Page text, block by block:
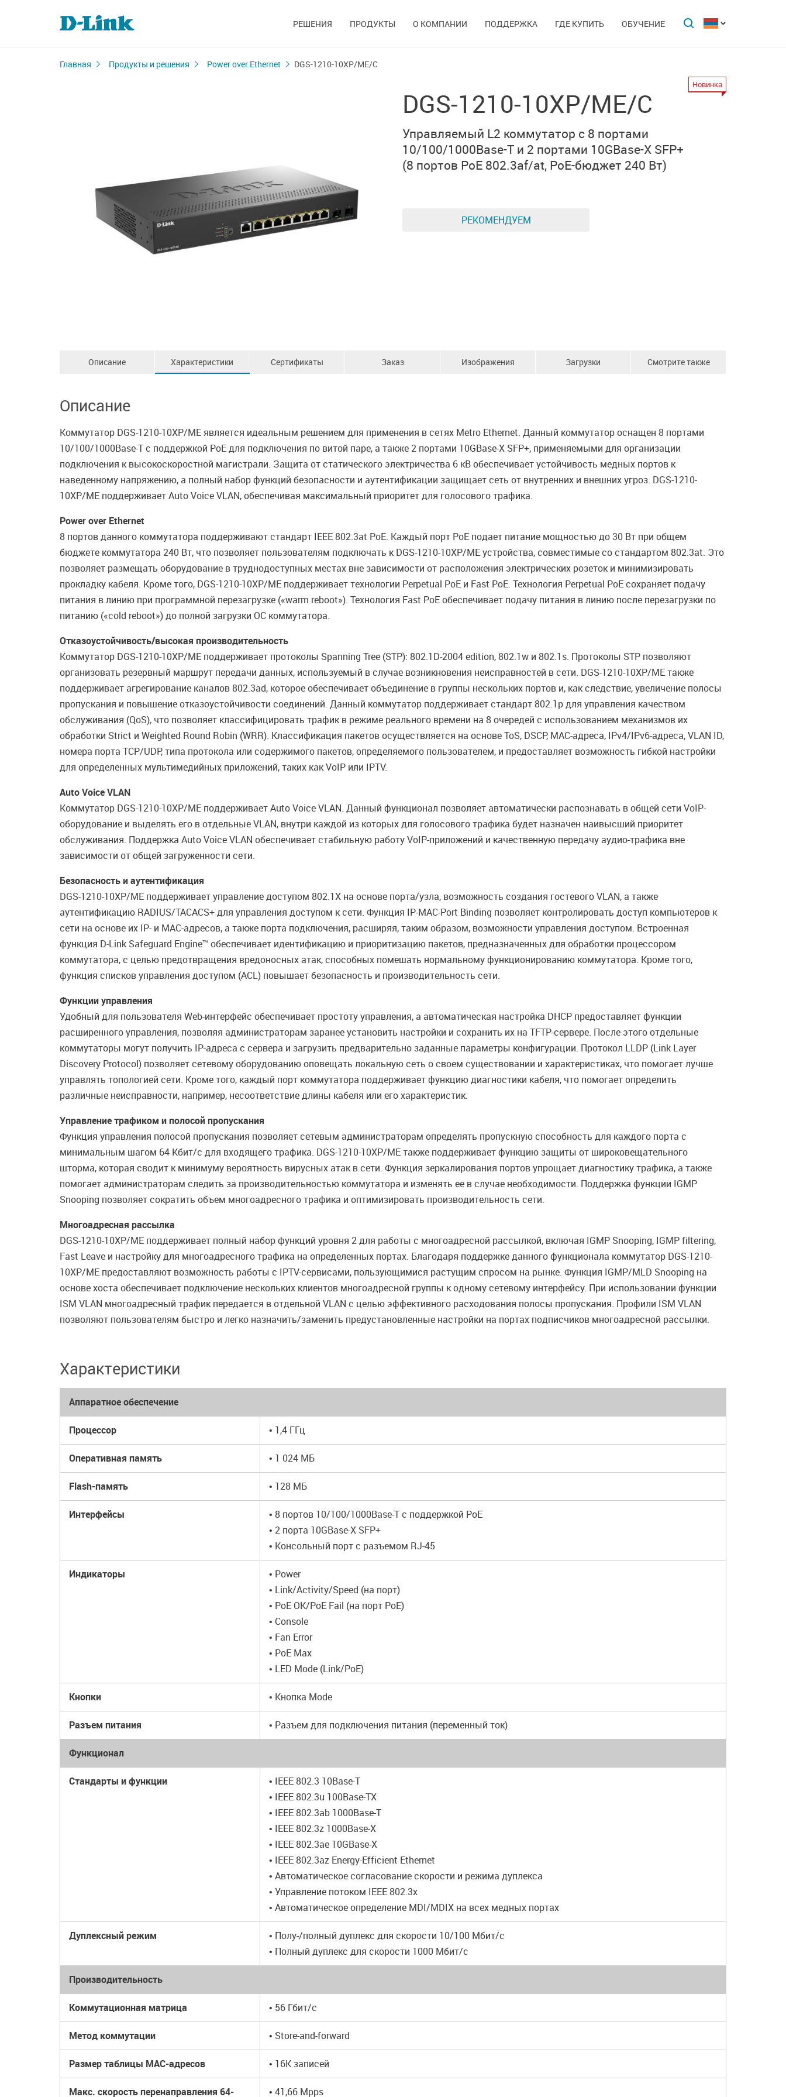
РЕШЕНИЯ ПРОДУКТЫ О КОМПАНИИ ПОДДЕРЖКА ГДЕ КУПИТЬ ОБУЧЕНИЕ
Главная Продукты и решения Power over Ethernet DGS-1210-10XP/ME/C
DGS-1210-10XP/ME/C
Новинка
Управляемый L2 коммутатор с 8 портами
10/100/1000Base-T и 2 портами 10GBase-X SFP+
(8 портов PoE 802.3af/at, PoE-бюджет 240 Вт)
РЕКОМЕНДУЕМ
Описание Характеристики Сертификаты Заказ Изображения Загрузки Смотрите также
Описание
Коммутатор DGS-1210-10XP/ME является идеальным решением для применения в сетях Metro Ethernet. Данный коммутатор оснащен 8 портами
10/100/1000Base-T с поддержкой PoE для подключения по витой паре, а также 2 портами 10GBase-X SFP+, применяемыми для организации
подключения к высокоскоростной магистрали. Защита от статического электричества 6 кВ обеспечивает устойчивость медных портов к
наведенному напряжению, а полный набор функций безопасности и аутентификации защищает сеть от внутренних и внешних угроз. DGS-1210-
10XP/ME поддерживает Auto Voice VLAN, обеспечивая максимальный приоритет для голосового трафика.
Power over Ethernet
8 портов данного коммутатора поддерживают стандарт IEEE 802.3at PoE. Каждый порт PoE подает питание мощностью до 30 Вт при общем
бюджете коммутатора 240 Вт, что позволяет пользователям подключать к DGS-1210-10XP/ME устройства, совместимые со стандартом 802.3at. Это
позволяет размещать оборудование в труднодоступных местах вне зависимости от расположения электрических розеток и минимизировать
прокладку кабеля. Кроме того, DGS-1210-10XP/ME поддерживает технологии Perpetual PoE и Fast PoE. Технология Perpetual PoE сохраняет подачу
питания в линию при программной перезагрузке («warm reboot»). Технология Fast PoE обеспечивает подачу питания в линию после перезагрузки по
питанию («cold reboot») до полной загрузки OC коммутатора.
Отказоустойчивость/высокая производительность
Коммутатор DGS-1210-10XP/ME поддерживает протоколы Spanning Tree (STP): 802.1D-2004 edition, 802.1w и 802.1s. Протоколы STP позволяют
организовать резервный маршрут передачи данных, используемый в случае возникновения неисправностей в сети. DGS-1210-10XP/ME также
поддерживает агрегирование каналов 802.3ad, которое обеспечивает объединение в группы нескольких портов и, как следствие, увеличение полосы
пропускания и повышение отказоустойчивости соединений. Данный коммутатор поддерживает стандарт 802.1p для управления качеством
обслуживания (QoS), что позволяет классифицировать трафик в режиме реального времени на 8 очередей с использованием механизмов их
обработки Strict и Weighted Round Robin (WRR). Классификация пакетов осуществляется на основе ToS, DSCP, MAC-адреса, IPv4/IPv6-адреса, VLAN ID,
номера порта TCP/UDP, типа протокола или содержимого пакетов, определяемого пользователем, и предоставляет возможность гибкой настройки
для определенных мультимедийных приложений, таких как VoIP или IPTV.
Auto Voice VLAN
Коммутатор DGS-1210-10XP/ME поддерживает Auto Voice VLAN. Данный функционал позволяет автоматически распознавать в общей сети VoIP-
оборудование и выделять его в отдельные VLAN, внутри каждой из которых для голосового трафика будет назначен наивысший приоритет
обслуживания. Поддержка Auto Voice VLAN обеспечивает стабильную работу VoIP-приложений и качественную передачу аудио-трафика вне
зависимости от общей загруженности сети.
Безопасность и аутентификация
DGS-1210-10XP/ME поддерживает управление доступом 802.1X на основе порта/узла, возможность создания гостевого VLAN, а также
аутентификацию RADIUS/TACACS+ для управления доступом к сети. Функция IP-MAC-Port Binding позволяет контролировать доступ компьютеров к
сети на основе их IP- и MAC-адресов, а также порта подключения, расширяя, таким образом, возможности управления доступом. Встроенная
функция D-Link Safeguard Engine™ обеспечивает идентификацию и приоритизацию пакетов, предназначенных для обработки процессором
коммутатора, с целью предотвращения вредоносных атак, способных помешать нормальному функционированию коммутатора. Кроме того,
функция списков управления доступом (ACL) повышает безопасность и производительность сети.
Функции управления
Удобный для пользователя Web-интерфейс обеспечивает простоту управления, а автоматическая настройка DHCP предоставляет функции
расширенного управления, позволяя администраторам заранее установить настройки и сохранить их на TFTP-сервере. После этого отдельные
коммутаторы могут получить IP-адреса с сервера и загрузить предварительно заданные параметры конфигурации. Протокол LLDP (Link Layer
Discovery Protocol) позволяет сетевому оборудованию оповещать локальную сеть о своем существовании и характеристиках, что помогает лучше
управлять топологией сети. Кроме того, каждый порт коммутатора поддерживает функцию диагностики кабеля, что помогает определить
различные неисправности, например, несоответствие длины кабеля или его характеристик.
Управление трафиком и полосой пропускания
Функция управления полосой пропускания позволяет сетевым администраторам определять пропускную способность для каждого порта с
минимальным шагом 64 Кбит/с для входящего трафика. DGS-1210-10XP/ME также поддерживает функцию защиты от широковещательного
шторма, которая сводит к минимуму вероятность вирусных атак в сети. Функция зеркалирования портов упрощает диагностику трафика, а также
помогает администраторам следить за производительностью коммутатора и изменять ее в случае необходимости. Поддержка функции IGMP
Snooping позволяет сократить объем многоадресного трафика и оптимизировать производительность сети.
Многоадресная рассылка
DGS-1210-10XP/ME поддерживает полный набор функций уровня 2 для работы с многоадресной рассылкой, включая IGMP Snooping, IGMP filtering,
Fast Leave и настройку для многоадресного трафика на определенных портах. Благодаря поддержке данного функционала коммутатор DGS-1210-
10XP/ME предоставляют возможность работы с IPTV-сервисами, пользующимися растущим спросом на рынке. Функция IGMP/MLD Snooping на
основе хоста обеспечивает подключение нескольких клиентов многоадресной группы к одному сетевому интерфейсу. При использовании функции
ISM VLAN многоадресный трафик передается в отдельной VLAN с целью эффективного расходования полосы пропускания. Профили ISM VLAN
позволяют пользователям быстро и легко назначить/заменить предустановленные настройки на портах подписчиков многоадресной рассылки.
Характеристики
Аппаратное обеспечение
Процессор • 1,4 ГГц
Оперативная память • 1 024 МБ
Flash-память • 128 МБ
Интерфейсы
• 8 портов 10/100/1000Base-T с поддержкой PoE
• 2 порта 10GBase-X SFP+
• Консольный порт с разъемом RJ-45
Индикаторы
• Power
• Link/Activity/Speed (на порт)
• PoE OK/PoE Fail (на порт PoE)
• Console
• Fan Error
• PoE Max
• LED Mode (Link/PoE)
Кнопки • Кнопка Mode
Разъем питания • Разъем для подключения питания (переменный ток)
Функционал
Стандарты и функции
• IEEE 802.3 10Base-T
• IEEE 802.3u 100Base-TX
• IEEE 802.3ab 1000Base-T
• IEEE 802.3z 1000Base-X
• IEEE 802.3ae 10GBase-X
• IEEE 802.3az Energy-Efficient Ethernet
• Автоматическое согласование скорости и режима дуплекса
• Управление потоком IEEE 802.3x
• Автоматическое определение MDI/MDIX на всех медных портах
Дуплексный режим
• Полу-/полный дуплекс для скорости 10/100 Мбит/с
• Полный дуплекс для скорости 1000 Мбит/с
Производительность
Коммутационная матрица • 56 Гбит/с
Метод коммутации • Store-and-forward
Размер таблицы МАС-адресов • 16K записей
Макс. скорость перенаправления 64- • 41,66 Mpps